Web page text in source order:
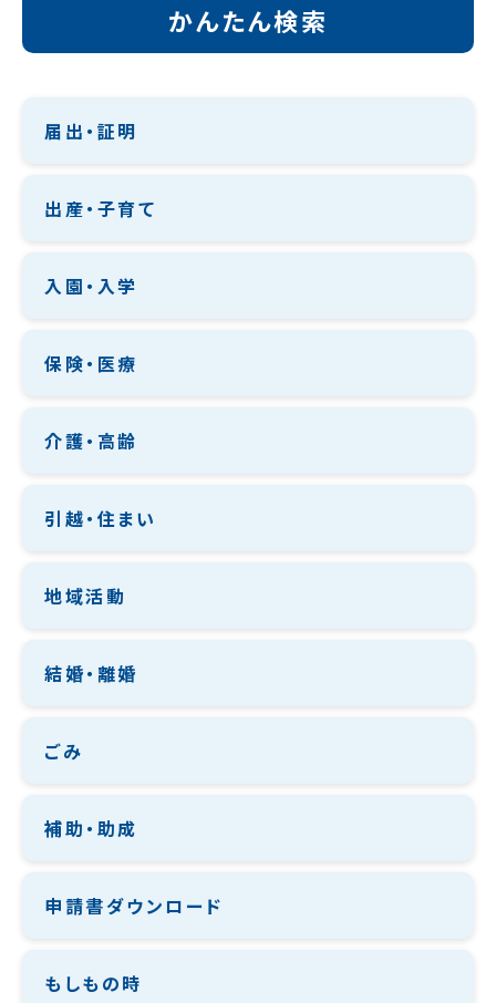
かんたん検索
届出・証明
出産・子育て
入園・入学
保険・医療
介護・高齢
引越・住まい
地域活動
結婚・離婚
ごみ
補助・助成
申請書ダウンロード
もしもの時